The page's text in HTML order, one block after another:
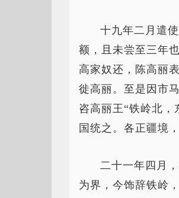
十九年二月遣
额，且未尝至三年
高家奴还，陈高丽
徙高丽。至是因市
咨高丽王“铁岭北
国统之。各正疆境
二十一年四月
为界，今饰辞铁岭